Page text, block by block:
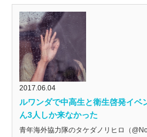
2017.06.04
ルワンダで中高生と衛生啓発イベ
ん3人しか来なかった
青年海外協力隊のタケダノリヒロ（